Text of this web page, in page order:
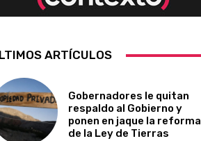
ARTÍCULOS
Gobernadores le quitan
respaldo al Gobierno y
ponen en jaque la reforma
de la Ley de Tierras